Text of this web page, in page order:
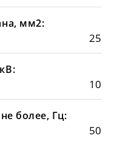
мм2:
25
10
более, Гц:
50